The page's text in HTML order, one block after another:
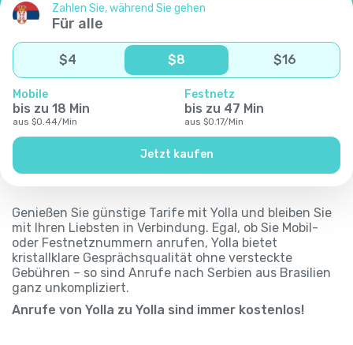
Zahlen Sie, während Sie gehen
Für alle
$4 $8 $16
Mobile
bis zu 18 Min
aus $0.44/Min
Festnetz
bis zu 47 Min
aus $0.17/Min
Jetzt kaufen
Genießen Sie günstige Tarife mit Yolla und bleiben Sie
mit Ihren Liebsten in Verbindung. Egal, ob Sie Mobil-
oder Festnetznummern anrufen, Yolla bietet
kristallklare Gesprächsqualität ohne versteckte
Gebühren – so sind Anrufe nach Serbien aus Brasilien
ganz unkompliziert.
Anrufe von Yolla zu Yolla sind immer kostenlos!